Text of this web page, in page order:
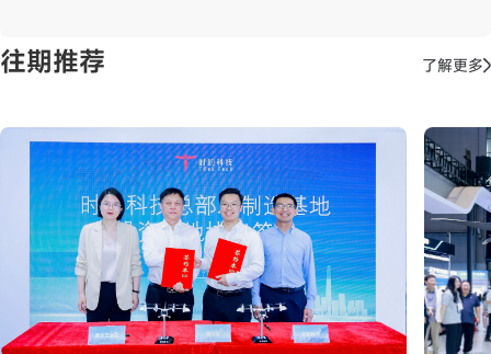
往期推荐 了解更多